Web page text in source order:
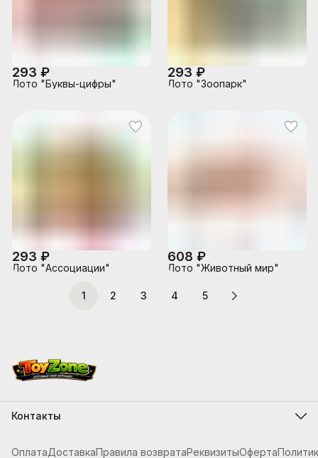
293 ₽
Лото "Буквы-цифры"
293 ₽
Лото "Зоопарк"
293 ₽
Лото "Ассоциации"
608 ₽
Лото "Животный мир"
1 2 3 4 5
Контакты
Телефон
ОплатаДоставкаПравила возвратаРеквизитыОферта